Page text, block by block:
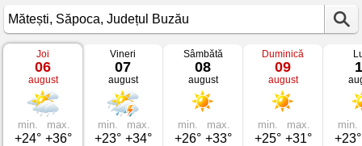
Vremea
Mătești
Săpoca,
Județul
Buzău
Joi
06
august
min.
+24°
max.
+36°
Vineri
07
august
min.
+23°
max.
+34°
Sâmbătă
08
august
min.
+26°
max.
+33°
Duminică
09
august
min.
+25°
max.
+31°
min.
+23°